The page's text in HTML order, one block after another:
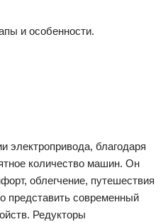
и особенности.
электропривода, благодаря
количество машин. Он
облегчение, путешествия
представить современный
Редукторы